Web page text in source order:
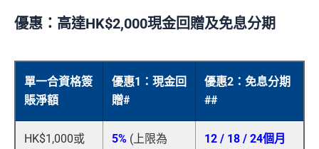
優惠：高達HK$2,000現金回贈及免息分期
單一合資格簽
賬淨額
優惠1：現金回
贈#
優惠2：免息分期
##
HK$1,000或
5% (上限為
12 / 18 / 24個月